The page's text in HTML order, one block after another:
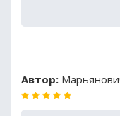
Автор: